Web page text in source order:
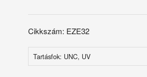
Cikkszám: EZE32
Tartásfok: UNC, UV